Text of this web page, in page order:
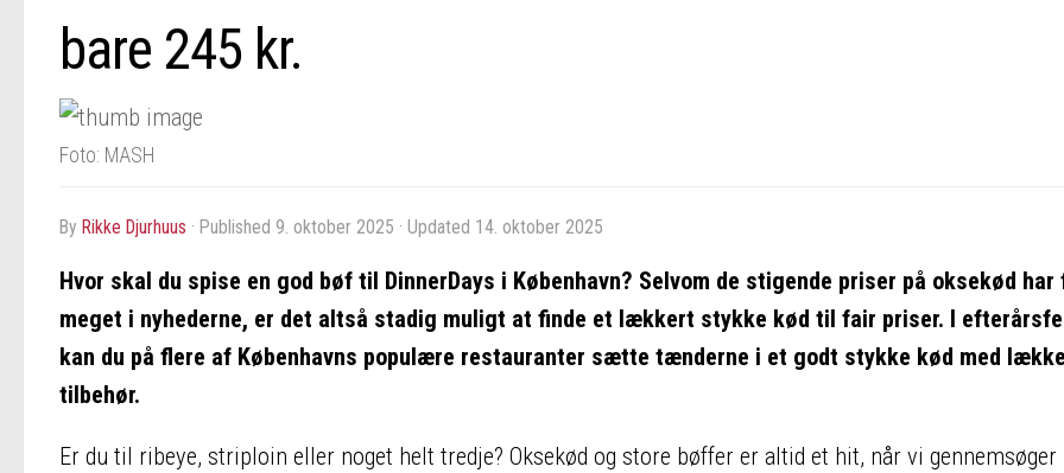
bare 245 kr.
Foto: MASH
by Rikke Djurhuus · Published 9. oktober 2025 · Updated 14. oktober 2025
Hvor skal du spise en god bøf til DinnerDays i København? Selvom de stigende priser på oksekød
meget i nyhederne, er det altså stadig muligt at finde et lækkert stykke kød til fair priser. I
kan du på flere af Københavns populære restauranter sætte tænderne i et godt stykke kød med
tilbehør.
Er du til ribeye, striploin eller noget helt tredje? Oksekød og store bøffer er altid et hit, når vi gennemsøger